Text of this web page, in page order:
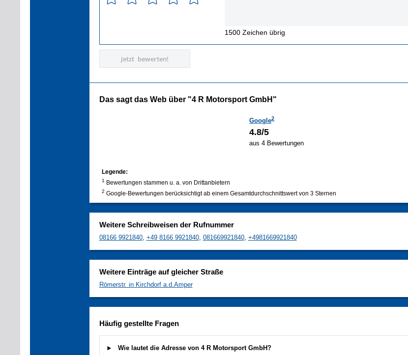
1500 Zeichen übrig
Jetzt bewerten!
Das sagt das Web über "4 R Motorsport GmbH"
Google2
4.8/5
aus 4 Bewertungen
Legende:
1 Bewertungen stammen u. a. von Drittanbietern
2 Google-Bewertungen berücksichtigt ab einem Gesamtdurchschnittswert von 3 Sternen
Weitere Schreibweisen der Rufnummer
08166 9921840, +49 8166 9921840, 081669921840, +4981669921840
Weitere Einträge auf gleicher Straße
Römerstr. in Kirchdorf a.d.Amper
Häufig gestellte Fragen
Wie lautet die Adresse von 4 R Motorsport GmbH?